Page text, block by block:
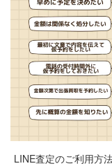
LINE査定のご利用方